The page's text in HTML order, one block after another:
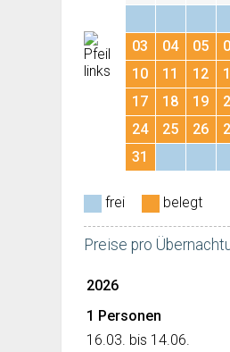
03
04 05
10
11 12
17
18 19
24
25 26
31
frei belegt
Preise pro
2026
1 Personen
16.03. bis 14.06.